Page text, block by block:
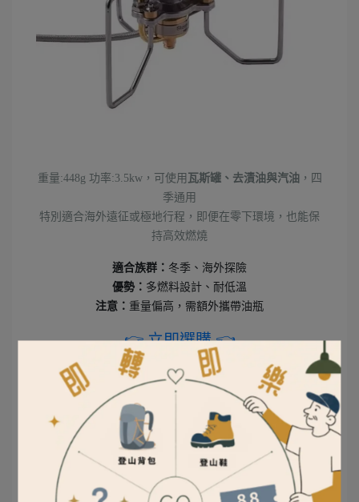
重量:448g 功率:3.5kw，可使用 瓦斯罐、去漬油與汽油 ，四
季通用
特別適合海外遠征或極地行程，即便在零下環境，也能保
持高效燃燒
適合族群： 冬季、海外探險
優勢： 多燃料設計、耐低溫
注意： 重量偏高，需額外攜帶油瓶
👉 立即選購 👈
Snow Peak H型瓦斯爐 GS-150